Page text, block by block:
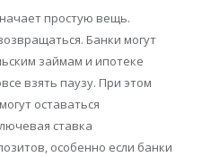
простую вещь.
Банки могут
займам и ипотеке
взять паузу. При этом
оставаться
ставка
особенно если банки